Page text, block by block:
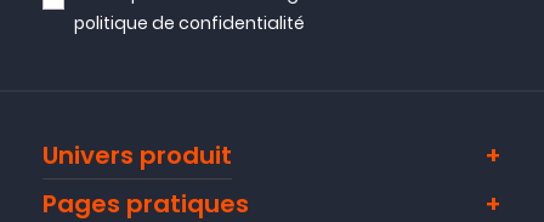
politique de confidentialité
Univers produit
Pages pratiques